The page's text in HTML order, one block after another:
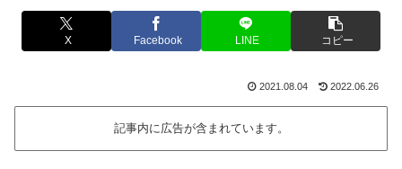
X Facebook LINE コピー
2021.08.04 2022.06.26
記事内に広告が含まれています。